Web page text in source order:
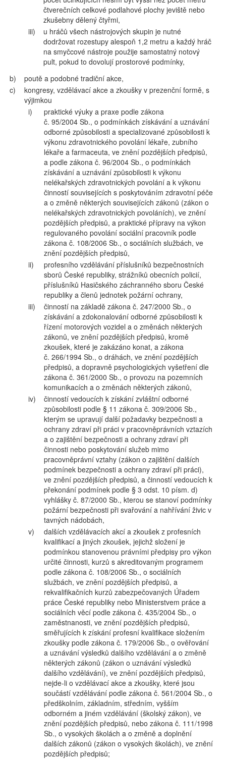
čtverečních celkové podlahové plochy jeviště nebo
zkušebny dělený čtyřmi,
iii)
u hráčů všech nástrojových skupin je nutné
dodržovat rozestupy alespoň 1,2 metru a každý hráč
na smyčcové nástroje použije samostatný notový
pult, pokud to dovolují prostorové podmínky,
b)
poutě a podobné tradiční akce,
c)
kongresy, vzdělávací akce a zkoušky v prezenční formě, s
výjimkou
i)
praktické výuky a praxe podle zákona
č. 95/2004 Sb., o podmínkách získávání a uznávání
odborné způsobilosti a specializované způsobilosti k
výkonu zdravotnického povolání lékaře, zubního
lékaře a farmaceuta, ve znění pozdějších předpisů,
a podle zákona č. 96/2004 Sb., o podmínkách
získávání a uznávání způsobilosti k výkonu
nelékařských zdravotnických povolání a k výkonu
činností souvisejících s poskytováním zdravotní péče
a o změně některých souvisejících zákonů (zákon o
nelékařských zdravotnických povoláních), ve znění
pozdějších předpisů, a praktické přípravy na výkon
regulovaného povolání sociální pracovník podle
zákona č. 108/2006 Sb., o sociálních službách, ve
znění pozdějších předpisů,
ii)
profesního vzdělávání příslušníků bezpečnostních
sborů České republiky, strážníků obecních policií,
příslušníků Hasičského záchranného sboru České
republiky a členů jednotek požární ochrany,
iii)
činností na základě zákona č. 247/2000 Sb., o
získávání a zdokonalování odborné způsobilosti k
řízení motorových vozidel a o změnách některých
zákonů, ve znění pozdějších předpisů, kromě
zkoušek, které je zakázáno konat, a zákona
č. 266/1994 Sb., o dráhách, ve znění pozdějších
předpisů, a dopravně psychologických vyšetření dle
zákona č. 361/2000 Sb., o provozu na pozemních
komunikacích a o změnách některých zákonů,
iv)
činností vedoucích k získání zvláštní odborné
způsobilosti podle § 11 zákona č. 309/2006 Sb.,
kterým se upravují další požadavky bezpečnosti a
ochrany zdraví při práci v pracovněprávních vztazích
a o zajištění bezpečnosti a ochrany zdraví při
činnosti nebo poskytování služeb mimo
pracovněprávní vztahy (zákon o zajištění dalších
podmínek bezpečnosti a ochrany zdraví při práci),
ve znění pozdějších předpisů, a činností vedoucích k
překonání podmínek podle § 3 odst. 10 písm. d)
vyhlášky č. 87/2000 Sb., kterou se stanoví podmínky
požární bezpečnosti při svařování a nahřívání živic v
tavných nádobách,
v)
dalších vzdělávacích akcí a zkoušek z profesních
kvalifikací a jiných zkoušek, jejichž složení je
podmínkou stanovenou právními předpisy pro výkon
určité činnosti, kurzů s akreditovaným programem
podle zákona č. 108/2006 Sb., o sociálních
službách, ve znění pozdějších předpisů, a
rekvalifikačních kurzů zabezpečovaných Úřadem
práce České republiky nebo Ministerstvem práce a
sociálních věcí podle zákona č. 435/2004 Sb., o
zaměstnanosti, ve znění pozdějších předpisů,
směřujících k získání profesní kvalifikace složením
zkoušky podle zákona č. 179/2006 Sb., o ověřování
a uznávání výsledků dalšího vzdělávání a o změně
některých zákonů (zákon o uznávání výsledků
dalšího vzdělávání), ve znění pozdějších předpisů,
nejde-li o vzdělávací akce a zkoušky, které jsou
součástí vzdělávání podle zákona č. 561/2004 Sb., o
předškolním, základním, středním, vyšším
odborném a jiném vzdělávání (školský zákon), ve
znění pozdějších předpisů, nebo zákona č. 111/1998
Sb., o vysokých školách a o změně a doplnění
dalších zákonů (zákon o vysokých školách), ve znění
pozdějších předpisů;